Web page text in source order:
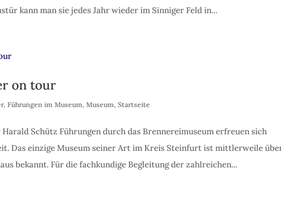
kann man sie jedes Jahr wieder im Sinniger Feld in...
on tour
,Führungen im Museum,Museum,Startseite
Schütz Führungen durch das Brennereimuseum erfreuen sich
Das einzige Museum seiner Art im Kreis Steinfurt ist mittlerweile
bekannt. Für die fachkundige Begleitung der zahlreichen...